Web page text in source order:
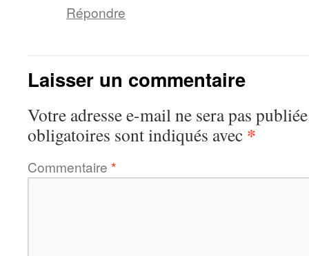
Répondre
Laisser un commentaire
Votre adresse e-mail ne sera pas
obligatoires sont indiqués avec *
Commentaire *